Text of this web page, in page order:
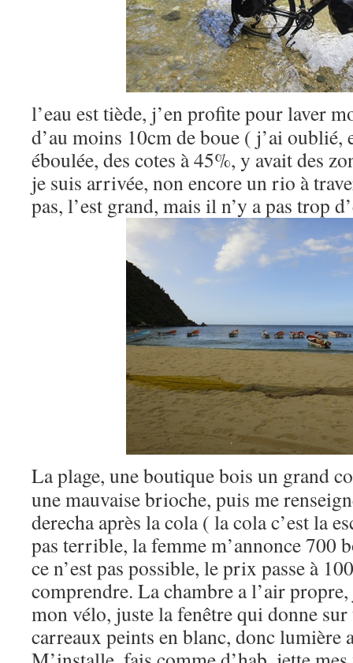
l’eau est tiède, j’en profite pour laver
d’au moins 10cm de boue ( j’ai oublié,
éboulée, des cotes à 45%, y avait des
je suis arrivée, non encore un rio à
pas, l’est grand, mais il n’y a pas trop
La plage, une boutique bois un grand
une mauvaise brioche, puis me
derecha après la cola ( la cola c’est la
pas terrible, la femme m’annonce 700
ce n’est pas possible, le prix passe à
comprendre. La chambre a l’air
mon vélo, juste la fenêtre qui donne
carreaux peints en blanc, donc lumière